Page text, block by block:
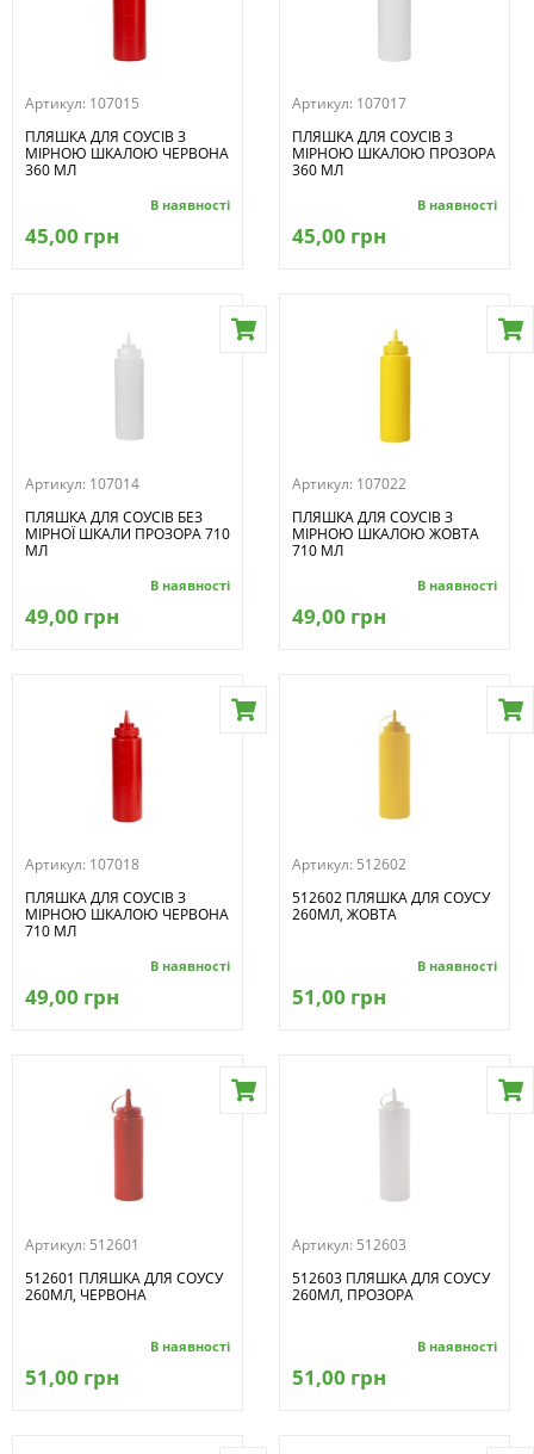
Артикул: 107015
ПЛЯШКА ДЛЯ СОУСІВ З
МІРНОЮ ШКАЛОЮ ЧЕРВОНА
360 МЛ
В наявності
45,00 грн
Артикул: 107017
ПЛЯШКА ДЛЯ СОУСІВ З
МІРНОЮ ШКАЛОЮ ПРОЗОРА
360 МЛ
В наявності
45,00 грн
Артикул: 107014
ПЛЯШКА ДЛЯ СОУСІВ БЕЗ
МІРНОЇ ШКАЛИ ПРОЗОРА 710
МЛ
В наявності
49,00 грн
Артикул: 107022
ПЛЯШКА ДЛЯ СОУСІВ З
МІРНОЮ ШКАЛОЮ ЖОВТА
710 МЛ
В наявності
49,00 грн
Артикул: 107018
ПЛЯШКА ДЛЯ СОУСІВ З
МІРНОЮ ШКАЛОЮ ЧЕРВОНА
710 МЛ
В наявності
49,00 грн
Артикул: 512602
512602 ПЛЯШКА ДЛЯ СОУСУ
260МЛ, ЖОВТА
В наявності
51,00 грн
Артикул: 512601
512601 ПЛЯШКА ДЛЯ СОУСУ
260МЛ, ЧЕРВОНА
В наявності
51,00 грн
Артикул: 512603
512603 ПЛЯШКА ДЛЯ СОУСУ
260МЛ, ПРОЗОРА
В наявності
51,00 грн